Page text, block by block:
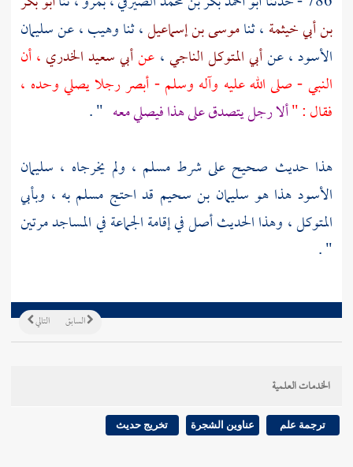
بن أبي خيثمة ، ثناموسى بن إسماعيل، ثناوهيب، عنسليمان
الأسود، عنأبي المتوكل الناجي، عنأبي سعيد الخدري ، أن
النبي - صلى الله عليه وآله وسلم - أبصر رجلا يصلي وحده ،
فقال : "ألا رجل يتصدق على هذا فيصلي معه " .
هذا حديث صحيح على شرط مسلم ، ولم يخرجاه ، سليمان
الأسود هذا هو سليمان بن سحيم قد احتج مسلم به ، وبأبي
المتوكل، وهذا الحديث أصل في إقامة الجماعة في المساجد مرتين
" .
التالي السابق
الخدمات العلمية
ترجمة علم عناوين الشجرة تخريج حديث